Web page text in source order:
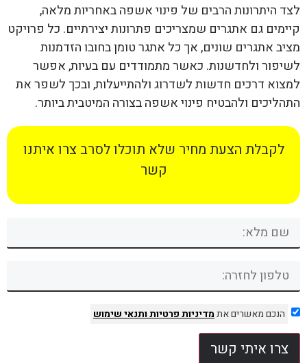
לצד היתרונות הרבים של פינוי אשפה באחריות מלאה,
קיימים גם אתגרים שמצריכים פתרונות יצירתיים. כל פרויקט
מציב אתגרים שונים, אך כל אתגר טומן בחובו הזדמנות
לשיפור ולחדשנות. כאשר מתמודדים עם בעיות, אפשר
למצוא דרכים חדשות לשדרוג ולהתייעלות, ובכך לשפר את
התהליכים ולהבטיח פינוי אשפה בצורה המיטבית ביותר.
לקבלת הצעת מחיר שלא תוכלו לסרב צרו איתנו
קשר
הנכם מאשרים אתמדיניות פרטיותותנאי שימוש
צרו איתי קשר